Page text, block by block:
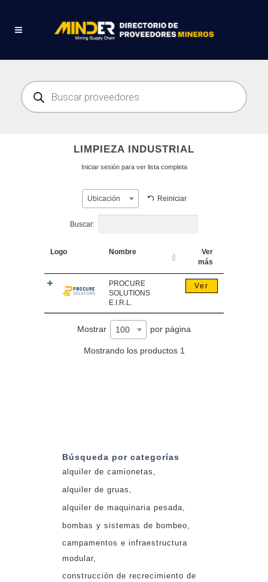
Búsqueda
de
productos
LIMPIEZA INDUSTRIAL
Iniciar sesión para ver lista completa
Ubicación Reiniciar
Buscar:
Logo Nombre
Ver
más
PROCURE
SOLUTIONS
E.I.R.L.
Ver
Mostrar 100 por página
Mostrando los productos 1
Búsqueda por categorías
alquiler de camionetas
alquiler de gruas
alquiler de maquinaria pesada
bombas y sistemas de bombeo
campamentos e infraestructura
modular
construcción de recrecimiento de